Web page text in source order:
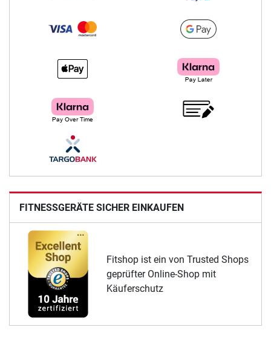
FITNESSGERÄTE SICHER EINKAUFEN
Fitshop ist ein von Trusted Shops
geprüfter Online-Shop mit
Käuferschutz